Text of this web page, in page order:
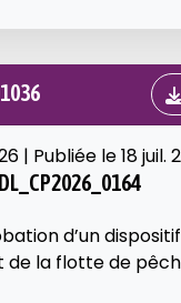
| Publiée le 18 juil.
d’un dispositif
la flotte de